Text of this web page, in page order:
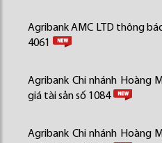
Agribank AMC LTD thông
4061
Agribank Chi nhánh Hoàng
giá tài sản số 1084
Agribank Chi nhánh Hoàng